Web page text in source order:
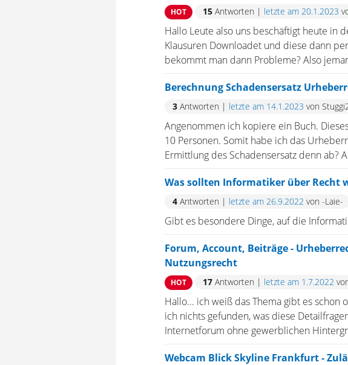
HOT 15 Antworten | letzte am 20.1.2023
Hallo Leute also uns beschäftigt heute in
Klausuren Downloadet und diese dann
bekommt man dann Probleme? Also
Berechnung Schadensersatz
3 Antworten | letzte am 14.1.2023 von
Angenommen ich kopiere ein Buch.
10 Personen. Somit habe ich das
Ermittlung des Schadensersatz denn ab?
Was sollten Informatiker über Recht
4 Antworten | letzte am 26.9.2022 von -Laie-
Gibt es besondere Dinge, auf die
Forum, Account, Beiträge -
Nutzungsrecht
HOT 17 Antworten | letzte am 1.7.2022
Hallo... ich weiß das Thema gibt es
ich nichts gefunden, was diese
Internetforum ohne gewerblichen
Webcam Blick Skyline Frankfurt -